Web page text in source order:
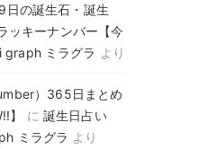
日の誕生石・誕生
ッキーナンバー【今
graph ミラグラ より
）365日まとめ
】
に 誕生日占い
ミラグラ より